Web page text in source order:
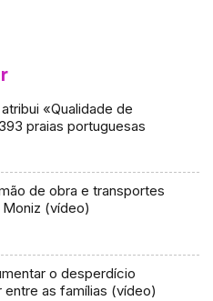
«Qualidade de
praias portuguesas
de obra e transportes
(vídeo)
o desperdício
entre as famílias (vídeo)